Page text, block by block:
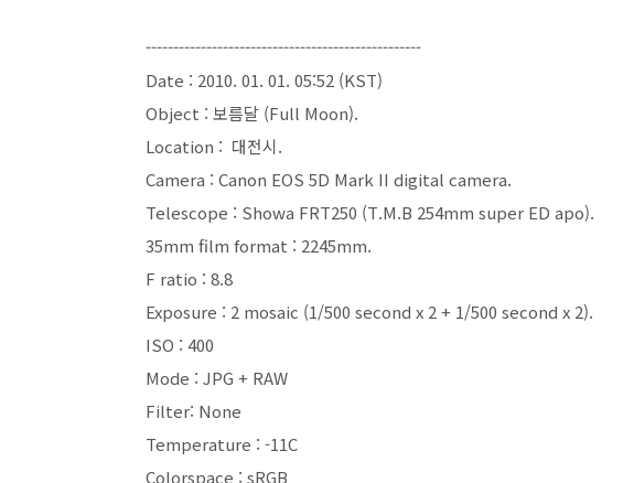
--------------------------------------------------
Date : 2010. 01. 01. 05:52 (KST)
Object : 보름달 (Full Moon).
Location : 대전시.
Camera : Canon EOS 5D Mark II digital camera.
Telescope : Showa FRT250 (T.M.B 254mm super ED apo).
35mm film format : 2245mm.
F ratio : 8.8
Exposure : 2 mosaic (1/500 second x 2 + 1/500 second x 2).
ISO : 400
Mode : JPG + RAW
Filter: None
Temperature : -11C
Colorspace : sRGB